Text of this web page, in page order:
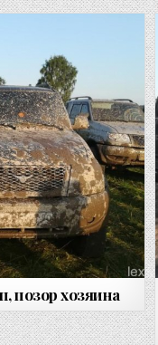
позор хозяина